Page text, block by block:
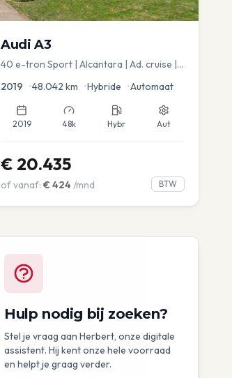
Audi A3
40 e-tron Sport | Alcantara | Ad. cruise |
2019 •48.042 km •Hybride •Automaat
2019 48k Hybr Aut
€ 20.435
of vanaf: € 424 /mnd BTW
Hulp nodig bij zoeken?
Stel je vraag aan Herbert, onze digitale
assistent. Hij kent onze hele voorraad
en helpt je graag verder.